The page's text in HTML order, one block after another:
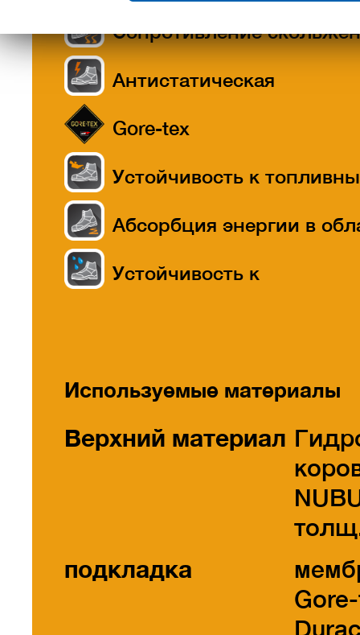
Сопротивление
Антистатическая
Gore-tex
Устойчивость к
Абсорбция энергии в
Устойчивость к
Используемые материалы
Верхний материал
подкладка